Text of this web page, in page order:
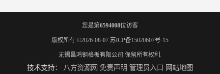
您是第6594008位访客
版权所有 ©2026-08-07 苏ICP备15020607号-15
无锡昌鸿钢格板有限公司 保留所有权利.
技术支持： 八方资源网 免责声明 管理员入口 网站地图